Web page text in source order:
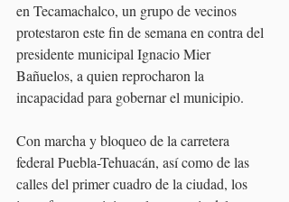
en Tecamachalco, un grupo de vecinos
protestaron este fin de semana en contra del
presidente municipal Ignacio Mier
Bañuelos, a quien reprocharon la
incapacidad para gobernar el municipio.
Con marcha y bloqueo de la carretera
federal Puebla-Tehuacán, así como de las
calles del primer cuadro de la ciudad, los